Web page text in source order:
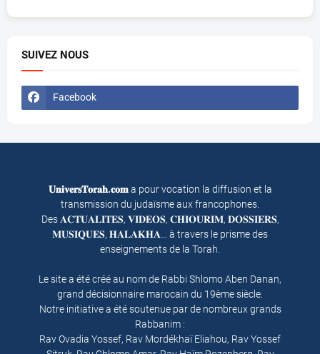
SUIVEZ NOUS
Facebook
𝐔𝐧𝐢𝐯𝐞𝐫𝐬𝐓𝐨𝐫𝐚𝐡.𝐜𝐨𝐦a pour vocation la diffusion et la
transmission du judaïsme aux francophones.
Des 𝐀𝐂𝐓𝐔𝐀𝐋𝐈𝐓𝐄𝐒, 𝐕𝐈𝐃𝐄𝐎𝐒, 𝐂𝐇𝐈𝐎𝐔𝐑𝐈𝐌, 𝐃𝐎𝐒𝐒𝐈𝐄𝐑𝐒,
𝐌𝐔𝐒𝐈𝐐𝐔𝐄𝐒, 𝐇𝐀𝐋𝐀𝐊𝐇𝐀… à travers le prisme des
enseignements de la Torah.
Le site a été créé au nom de Rabbi Shlomo Aben Danan,
grand décisionnaire marocain du 19ème siècle.
Notre initiative a été soutenue par de nombreux grands
Rabbanim :
Rav Ovadia Yossef, Rav Mordékhaï Eliahou, Rav Yossef